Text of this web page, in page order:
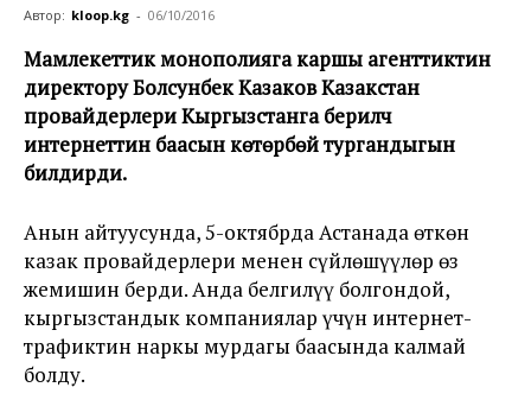
Автор: kloop.kg - 06/10/2016
Мамлекеттик монополияга каршы агенттиктин
директору Болсунбек Казаков Казакстан
провайдерлери Кыргызстанга берилүүчү
интернеттин баасын көтөрбөй тургандыгын
билдирди.
Анын айтуусунда, 5-октябрда Астанада өткөн
казак провайдерлери менен сүйлөшүүлөр өз
жемишин берди. Анда белгилүү болгондой,
кыргызстандык компаниялар үчүн интернет-
трафиктин наркы мурдагы баасында калмай
болду.